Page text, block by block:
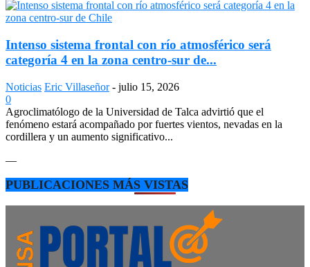
Intenso sistema frontal con río atmosférico será
categoría 4 en la zona centro-sur de...
Noticias Eric Villaseñor - julio 15, 2026
0
Agroclimatólogo de la Universidad de Talca advirtió que el
fenómeno estará acompañado por fuertes vientos, nevadas en la
cordillera y un aumento significativo...
—
PUBLICACIONES MÁS VISTAS